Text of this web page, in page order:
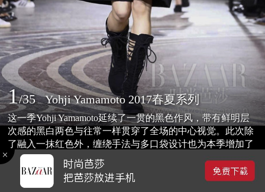
1/35 Yohji Yamamoto 2017春夏系列
这一季Yohji Yamamoto延续了一贯的黑色作风，带有鲜明层
次感的黑白两色与往常一样贯穿了全场的中心视觉。此次除
了融入一抹红色外，缠绕手法与多口袋设计也为本季增加了
更多的趣味性。
2016-10-12 21:51
0